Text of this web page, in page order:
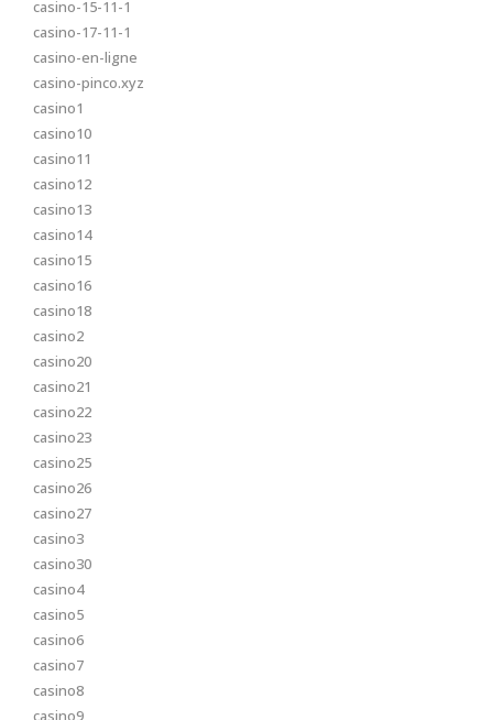
casino-15-11-1
casino-17-11-1
casino-en-ligne
casino-pinco.xyz
casino1
casino10
casino11
casino12
casino13
casino14
casino15
casino16
casino18
casino2
casino20
casino21
casino22
casino23
casino25
casino26
casino27
casino3
casino30
casino4
casino5
casino6
casino7
casino8
casino9